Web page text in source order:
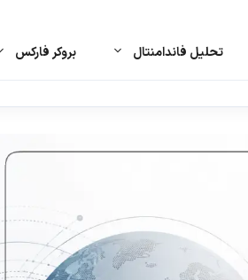
تحلیل فاندامنتال بروکر فارکس